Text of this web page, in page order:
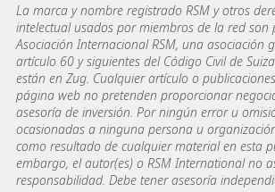
La marca y nombre registrado RSM y otros
intelectual usados por miembros de la red son
Asociación Internacional RSM, una asociación
artículo 60 y siguientes del Código Civil de
están en Zug. Cualquier artículo o
página web no pretenden proporcionar
asesoría de inversión. Por ningún error u
ocasionadas a ninguna persona u
como resultado de cualquier material en esta
embargo, el autor(es) o RSM International no
responsabilidad. Debe tener asesoría